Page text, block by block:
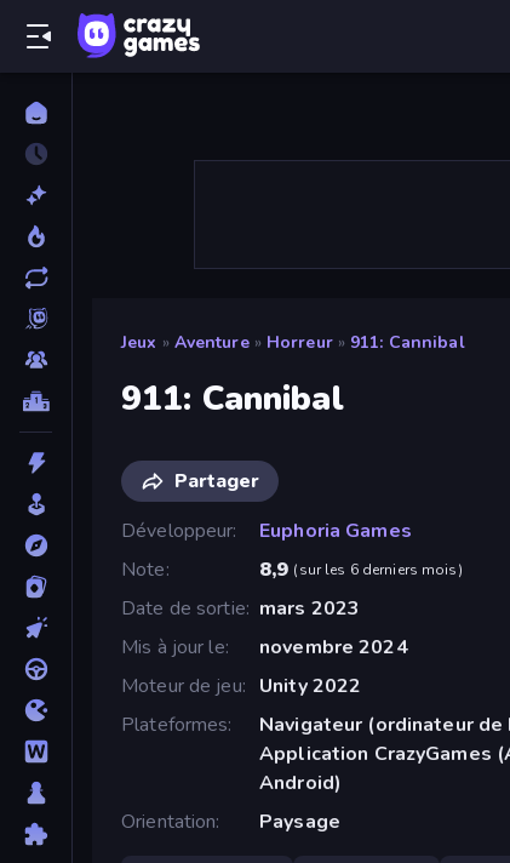
Jeux » Aventure » Horreur » 911: Cannibal
911: Cannibal
Partager
Développeur
Euphoria Games
Note
8,9 (sur les 6 derniers mois)
Date de sortie mars 2023
Mis à jour le
novembre 2024
Moteur de jeu
Unity 2022
Plateformes
Navigateur (ordinateur
Application CrazyGames
Android)
Orientation
Paysage